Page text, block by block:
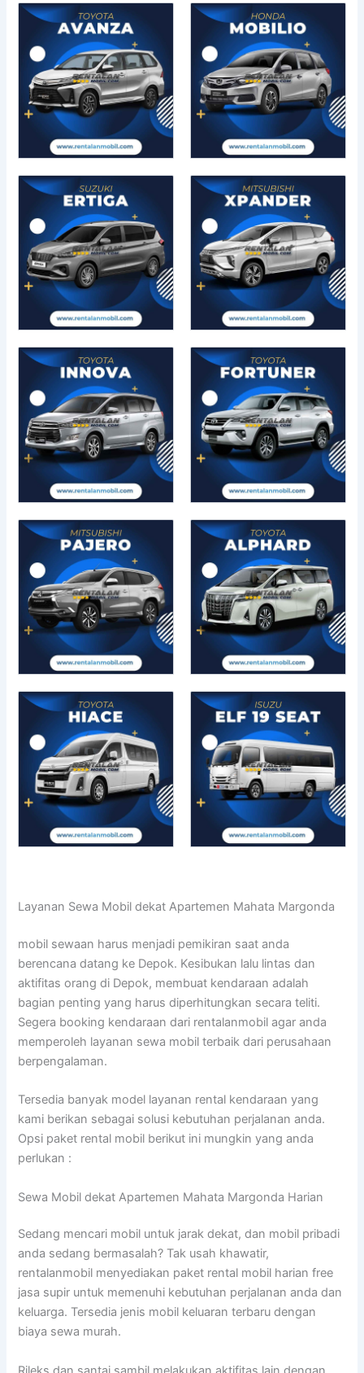
Layanan Sewa Mobil dekat Apartemen Mahata Margonda
mobil sewaan harus menjadi pemikiran saat anda
berencana datang ke Depok. Kesibukan lalu lintas dan
aktifitas orang di Depok, membuat kendaraan adalah
bagian penting yang harus diperhitungkan secara teliti.
Segera booking kendaraan dari rentalanmobil agar anda
memperoleh layanan sewa mobil terbaik dari perusahaan
berpengalaman.
Tersedia banyak model layanan rental kendaraan yang
kami berikan sebagai solusi kebutuhan perjalanan anda.
Opsi paket rental mobil berikut ini mungkin yang anda
perlukan :
Sewa Mobil dekat Apartemen Mahata Margonda Harian
Sedang mencari mobil untuk jarak dekat, dan mobil pribadi
anda sedang bermasalah? Tak usah khawatir,
rentalanmobil menyediakan paket rental mobil harian free
jasa supir untuk memenuhi kebutuhan perjalanan anda dan
keluarga. Tersedia jenis mobil keluaran terbaru dengan
biaya sewa murah.